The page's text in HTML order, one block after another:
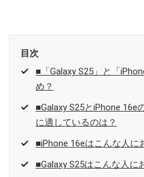
目次
■「Galaxy S25」と「
め？
■Galaxy S25とiPhone 16e
に適しているのは？
■iPhone 16eはこんな人に
■Galaxy S25はこんな人に